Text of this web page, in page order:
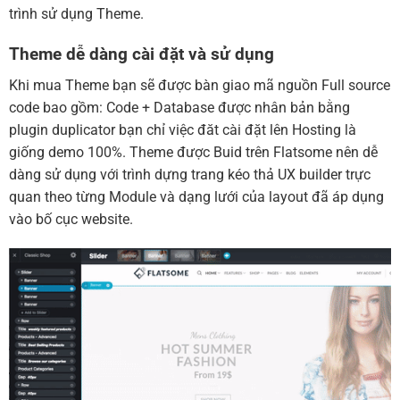
trình sử dụng Theme.
Theme dễ dàng cài đặt và sử dụng
Khi mua Theme bạn sẽ được bàn giao mã nguồn Full source
code bao gồm: Code + Database được nhân bản bằng
plugin duplicator bạn chỉ việc đăt cài đặt lên Hosting là
giống demo 100%. Theme được Buid trên Flatsome nên dễ
dàng sử dụng với trình dựng trang kéo thả UX builder trực
quan theo từng Module và dạng lưới của layout đã áp dụng
vào bố cục website.